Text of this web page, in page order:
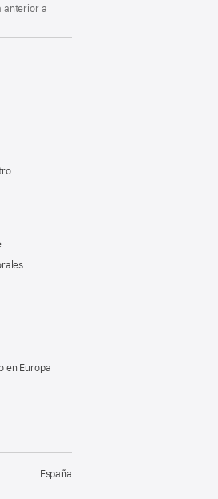
anterior a
en Europa
España